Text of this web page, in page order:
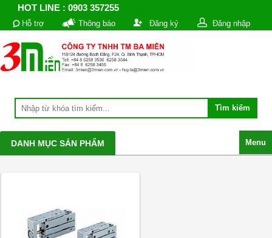
HOT LINE : 0903 357255
Hỗ trợ Thông báo Đăng ký Đăng nhập
Menu
DANH MỤC SẢN PHẨM